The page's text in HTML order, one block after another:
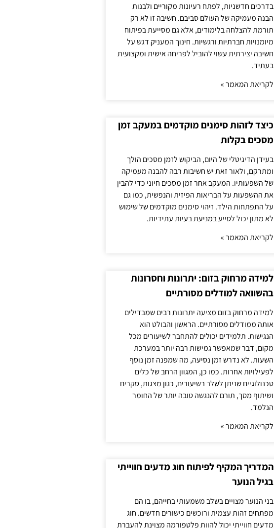
בדרכים חדשניות, לפתח רעיונות מקוריים ולבנות
הבנה מעמיקה של העולם סביבם. חשיבה זו לא רק
תורמת להצלחה בלימודים, אלא גם מסייעת בפיתוח
מיומנויות חברתיות ורגשיות. חינוך המעניק דגש על
חשיבה יצירתית עשוי להוביל לפריחה אישית ומקצועית
בעתיד.
לקריאת המאמר »
כיצד לזהות סימנים מוקדמים במעקב זמן
מסכים בקלות
בעידן הדיגיטלי של היום, הביקוש לזמן מסכים הולך
ומתרקם, ולאור זאת יש חשיבות רבה להבנה מעמיקה
של השפעותיו. המעקב אחר זמן מסכים חיוני כדי להבין
את ההשפעות על הבריאות הפיזית והנפשית, כמו גם
על התפתחות הילד. זיהוי סימנים מוקדמים של שימוש
לא מתון יכול לסייע במניעת בעיות עתידיות.
לקריאת המאמר »
למידה מרחוק בזום: יתרונות וחסרונות
בהשוואה למודלים מסורתיים
למידה מרחוק בזום מציעה יתרונות רבים שמבדילים
אותה ממודלים מסורתיים. הראשון והבולט הוא
הנגישות. תלמידים יכולים להתחבר לשיעורים מכל
מקום, דבר שמאפשר גמישות רבה יותר במערכת
השעות. לא נדרש זמן נסיעה, מה שמפנה זמן נוסף
לפעילויות אחרות. כמו כן, המגוון הרחב של כלים
טכנולוגיים שניתן לשלב בשיעורים, כגון מצגות, סקרים
ושיתוף מסך, תורם להנגשה טובה יותר של החומר
הנלמד.
לקריאת המאמר »
המדריך המקיף לפיתוח חוג מדעים חווייתי
בגיל הנוער
בני הנוער מצויים בשלב משמעותי בחייהם, בו הם
מפתחים זהות עצמית ורוכשים כישורים חדשים. חוג
מדעים חווייתי יכול להוות פלטפורמה מצוינת להעברת